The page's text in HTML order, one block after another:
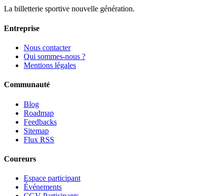
La billetterie sportive nouvelle génération.
Entreprise
Nous contacter
Qui sommes-nous ?
Mentions légales
Communauté
Blog
Roadmap
Feedbacks
Sitemap
Flux RSS
Coureurs
Espace participant
Événements